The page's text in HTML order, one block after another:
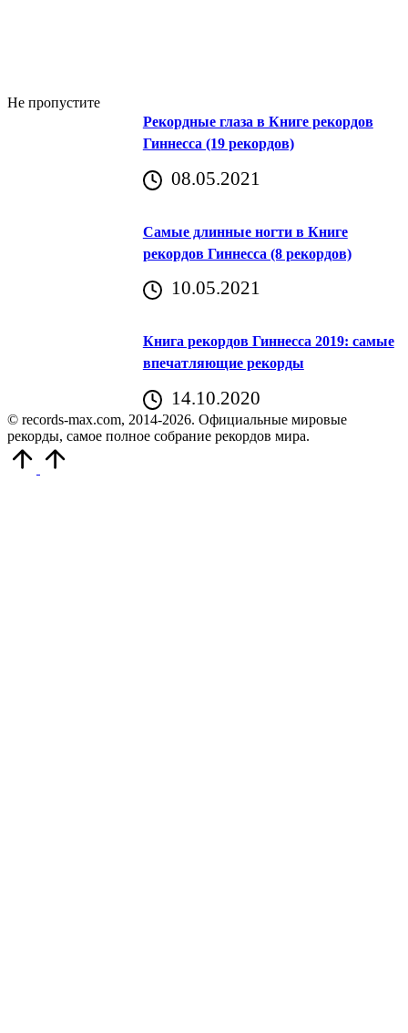
Не пропустите
Рекордные глаза в Книге рекордов
Гиннесса (19 рекордов)
08.05.2021
Самые длинные ногти в Книге
рекордов Гиннесса (8 рекордов)
10.05.2021
Книга рекордов Гиннесса 2019: самые
впечатляющие рекорды
14.10.2020
© records-max.com, 2014-2026. Официальные мировые
рекорды, самое полное собрание рекордов мира.